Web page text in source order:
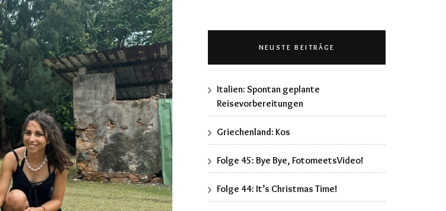
NEUSTE BEITRÄGE
Italien: Spontan geplante
Reisevorbereitungen
Griechenland: Kos
Folge 45: Bye Bye, FotomeetsVideo!
Folge 44: It’s Christmas Time!